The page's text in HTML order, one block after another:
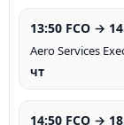
13:50 FCO →
Aero Services
чт
14:50 FCO →